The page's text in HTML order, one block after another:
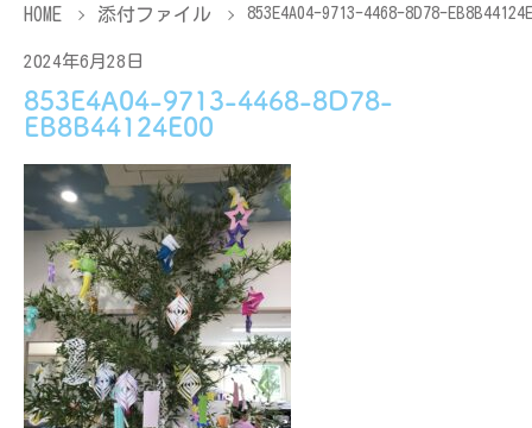
HOME 添付ファイル 853E4A04-9713-4468-8D78-
2024年6月28日
853E4A04-9713-4468-8D78-
EB8B44124E00